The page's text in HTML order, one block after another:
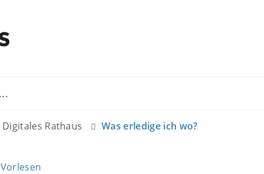
Digitales Rathaus Was erledige ich wo?
Vorlesen